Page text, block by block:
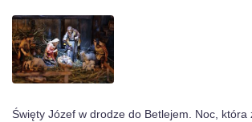
Święty Józef w drodze do Betlejem. Noc, która